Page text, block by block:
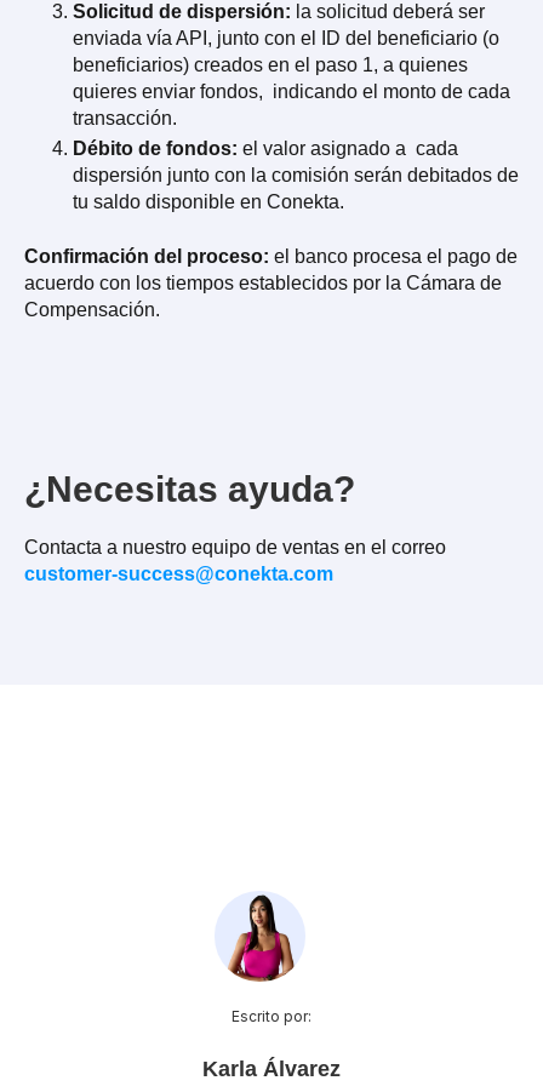
Solicitud de dispersión: la solicitud deberá ser
enviada vía API, junto con el ID del beneficiario (o
beneficiarios) creados en el paso 1, a quienes
quieres enviar fondos, indicando el monto de cada
transacción.
Débito de fondos: el valor asignado a cada
dispersión junto con la comisión serán debitados de
tu saldo disponible en Conekta.
Confirmación del proceso: el banco procesa el pago de
acuerdo con los tiempos establecidos por la Cámara de
Compensación.
¿Necesitas ayuda?
Contacta a nuestro equipo de ventas en el correo
customer-success@conekta.com
Escrito por:
Karla Álvarez